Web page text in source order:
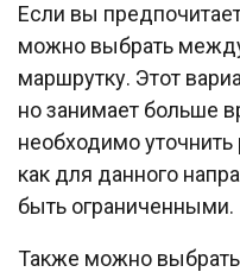
Если вы
можно выбрать
маршрутку. Этот
но занимает больше
необходимо
как для данного
быть ограниченными.
Также можно